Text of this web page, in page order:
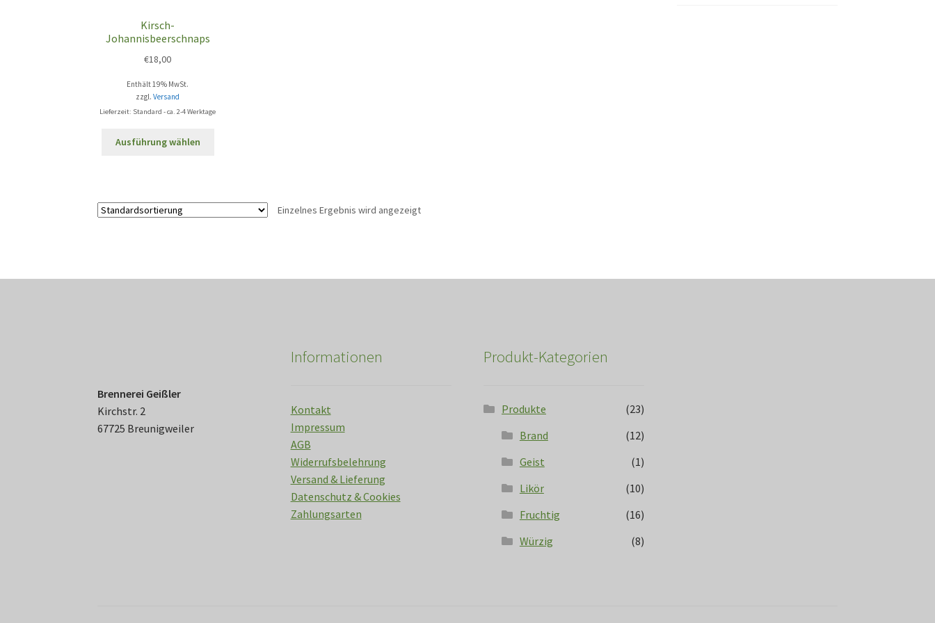
Kirsch-
Johannisbeerschnaps
€18,00
Enthält 19% MwSt.
zzgl.Versand
Lieferzeit: Standard - ca. 2-4 Werktage
Ausführung wählen
Einzelnes Ergebnis wird angezeigt
Brennerei Geißler
Kirchstr. 2
67725 Breunigweiler
Informationen
Kontakt
Impressum
AGB
Widerrufsbelehrung
Versand & Lieferung
Datenschutz & Cookies
Zahlungsarten
Produkt-Kategorien
Produkte
(23)
Brand
(12)
Geist
(1)
Likör
(10)
Fruchtig
(16)
Würzig
(8)